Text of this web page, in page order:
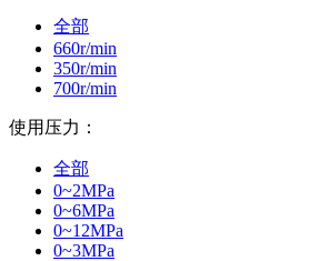
全部
660r/min
350r/min
700r/min
使用压力：
全部
0~2MPa
0~6MPa
0~12MPa
0~3MPa